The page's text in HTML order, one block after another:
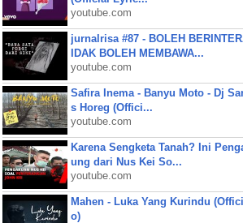
youtube.com
jurnalrisa #87 - BOLEH
IDAK BOLEH MEMBAWA...
youtube.com
Safira Inema - Banyu Moto - Dj
s Horeg (Offici...
youtube.com
Karena Sengketa Tanah? Ini
ung dari Nus Kei So...
youtube.com
Mahen - Luka Yang Kurindu
o)